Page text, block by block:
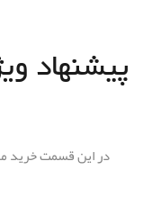
پیشنهاد
در این قسمت خرید